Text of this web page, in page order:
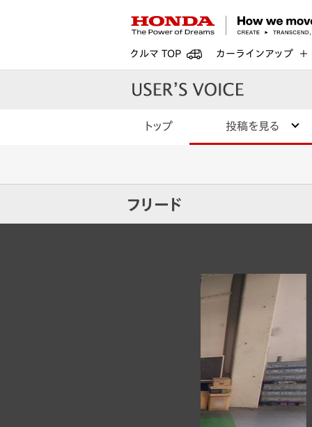
クルマ TOP カーラインアップ
トップ 投稿を見る
フリード